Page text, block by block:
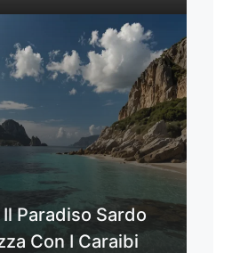
Paradiso Sardo
Con I Caraibi